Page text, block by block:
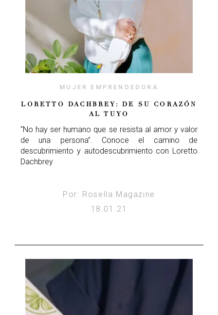
MUJER EMPRENDEDORA
LORETTO DACHBREY: DE SU CORAZÓN
AL TUYO
“No hay ser humano que se resista al amor y valor
de una persona”. Conoce el camino de
descubrimiento y autodescubrimiento con Loretto
Dachbrey
Por: Rosella Magazine
18.01.21